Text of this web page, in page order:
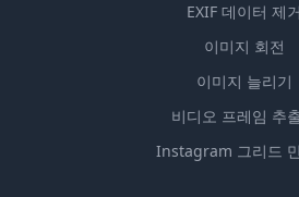
EXIF 데이터 제거
이미지 회전
이미지 늘리기
비디오 프레임 추
Instagram 그리드